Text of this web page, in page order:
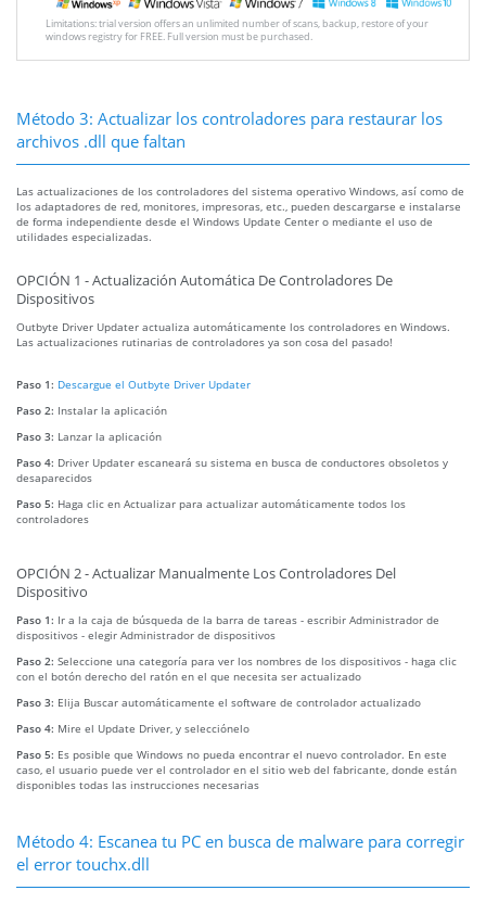
Limitations: trial version offers an unlimited number of scans, backup, restore of your
windows registry for FREE. Full version must be purchased.
Método 3: Actualizar los controladores para restaurar los
archivos .dll que faltan
Las actualizaciones de los controladores del sistema operativo Windows, así como de
los adaptadores de red, monitores, impresoras, etc., pueden descargarse e instalarse
de forma independiente desde el Windows Update Center o mediante el uso de
utilidades especializadas.
OPCIÓN 1 - Actualización Automática De Controladores De
Dispositivos
Outbyte Driver Updater actualiza automáticamente los controladores en Windows.
Las actualizaciones rutinarias de controladores ya son cosa del pasado!
Paso 1: Descargue el Outbyte Driver Updater
Paso 2: Instalar la aplicación
Paso 3: Lanzar la aplicación
Paso 4: Driver Updater escaneará su sistema en busca de conductores obsoletos y
desaparecidos
Paso 5: Haga clic en Actualizar para actualizar automáticamente todos los
controladores
OPCIÓN 2 - Actualizar Manualmente Los Controladores Del
Dispositivo
Paso 1: Ir a la caja de búsqueda de la barra de tareas - escribir Administrador de
dispositivos - elegir Administrador de dispositivos
Paso 2: Seleccione una categoría para ver los nombres de los dispositivos - haga clic
con el botón derecho del ratón en el que necesita ser actualizado
Paso 3: Elija Buscar automáticamente el software de controlador actualizado
Paso 4: Mire el Update Driver, y selecciónelo
Paso 5: Es posible que Windows no pueda encontrar el nuevo controlador. En este
caso, el usuario puede ver el controlador en el sitio web del fabricante, donde están
disponibles todas las instrucciones necesarias
Método 4: Escanea tu PC en busca de malware para corregir
el error touchx.dll